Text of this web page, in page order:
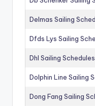
Delmas Sailing
Dfds Lys Sailing
Dhl Sailing Schedules
Dolphin Line Sailing
Dong Fang Sailing